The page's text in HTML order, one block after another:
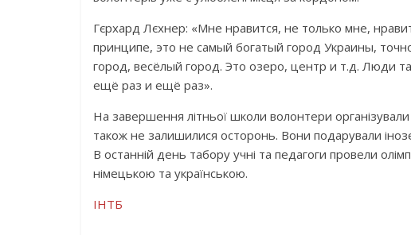
Гєрхард Лєхнер: «Мне нравится, не только мне,
принципе, это не самый богатый город Украины,
город, весёлый город. Это озеро, центр и т.д. Люди
ещё раз и ещё раз».
На завершення літньої школи волонтери
також не залишилися осторонь. Вони подарували
В останній день табору учні та педагоги провели
німецькою та українською.
ІНТБ